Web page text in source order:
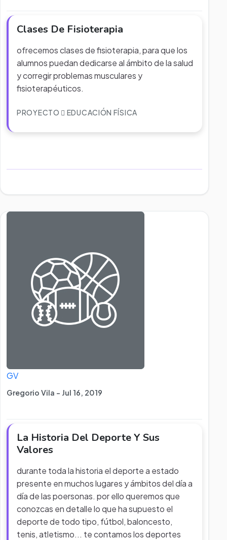
Clases De Fisioterapia
ofrecemos clases de fisioterapia, para que los
alumnos puedan dedicarse al ámbito de la salud
y corregir problemas musculares y
fisioterapéuticos.
PROYECTO EDUCACIÓN FÍSICA
GV
Gregorio Vila - Jul 16, 2019
La Historia Del Deporte Y Sus
Valores
durante toda la historia el deporte a estado
presente en muchos lugares y ámbitos del día a
día de las poersonas. por ello queremos que
conozcas en detalle lo que ha supuesto el
deporte de todo tipo, fútbol, baloncesto,
tenis, atletismo... te contamos los deportes